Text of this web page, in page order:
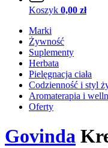
Koszyk 0,00 zł
Marki
Żywność
Suplementy
Herbata
Pielęgnacja ciała
Codzienność i styl
Aromaterapia i
Oferty
Govinda